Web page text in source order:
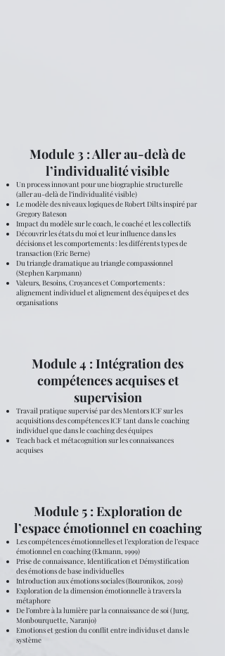
Module 3 : Aller au-delà de
l’individualité visible
Un process innovant pour une biographie structurelle
(aller au-delà de l’individualité visible)
Le modèle des niveaux logiques de Robert Dilts inspiré par
Gregory Bateson
Impact du modèle sur le coach, le coaché et les collectifs
Découvrir les états du moi et leur influence dans les
décisions et les comportements : les différents types de
transaction (Eric Berne)
Du triangle dramatique au triangle compassionnel
(Stephen Karpmann)
Valeurs, Besoins, Croyances et Comportements :
alignement individuel et alignement des équipes et des
organisations
Module 4 : Intégration des
compétences acquises et
supervision
Travail pratique supervisé par des Mentors ICF sur les
acquisitions des compétences ICF tant dans le coaching
individuel que dans le coaching des équipes
Teach back et métacognition sur les connaissances
acquises
Module 5 : Exploration de
l’espace émotionnel en coaching
Les compétences émotionnelles et l’exploration de l’espace
émotionnel en coaching (Ekmann, 1999)
Prise de connaissance, Identification et Démystification
des émotions de base individuelles
Introduction aux émotions sociales (Bouronikos, 2019)
Exploration de la dimension émotionnelle à travers la
métaphore
De l’ombre à la lumière par la connaissance de soi (Jung,
Monbourquette, Naranjo)
Emotions et gestion du conflit entre individus et dans le
système